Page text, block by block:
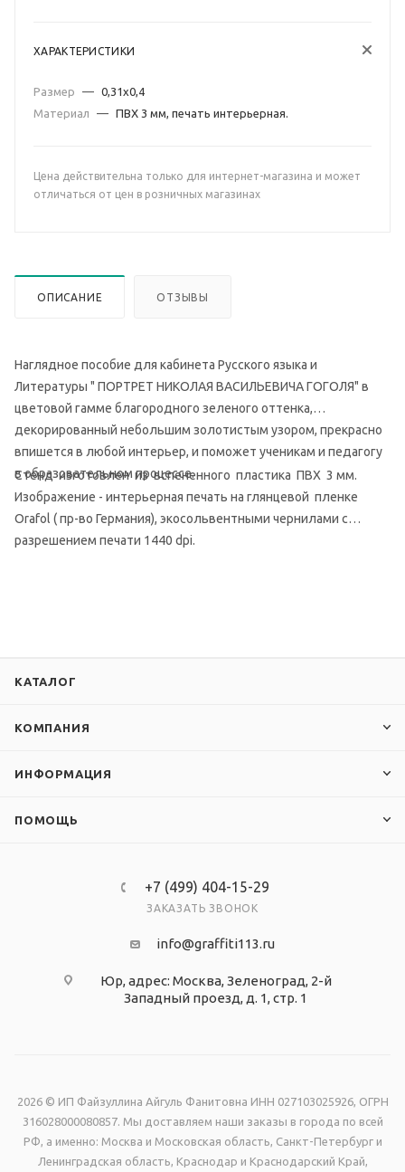
ХАРАКТЕРИСТИКИ
Размер — 0,31х0,4
Материал
— ПВХ 3 мм, печать интерьерная.
Цена действительна только для интернет-магазина и может
отличаться от цен в розничных магазинах
ОПИСАНИЕ ОТЗЫВЫ
Наглядное пособие для кабинета Русского языка и
Литературы " ПОРТРЕТ НИКОЛАЯ ВАСИЛЬЕВИЧА ГОГОЛЯ" в
цветовой гамме благородного зеленого оттенка,
декорированный небольшим золотистым узором, прекрасно
впишется в любой интерьер, и поможет ученикам и педагогу
в образовательном процессе.
Стенд изготовлен из вспененного пластика ПВХ 3 мм.
Изображение - интерьерная печать на глянцевой пленке
Orafol ( пр-во Германия), экосольвентными чернилами с
разрешением печати 1440 dpi.
КАТАЛОГ
КОМПАНИЯ
ИНФОРМАЦИЯ
ПОМОЩЬ
+7 (499) 404-15-29
ЗАКАЗАТЬ ЗВОНОК
info@graffiti113.ru
Юр, адрес: Москва, Зеленоград, 2-й
Западный проезд, д. 1, стр. 1
2026 © ИП Файзуллина Айгуль Фанитовна ИНН 027103025926, ОГРН
316028000080857. Мы доставляем наши заказы в города по всей
РФ, а именно: Москва и Московская область, Санкт-Петербург и
Ленинградская область, Краснодар и Краснодарский Край,